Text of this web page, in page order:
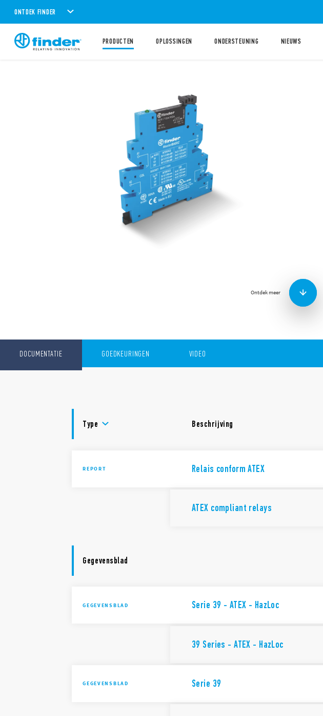
ONTDEK FINDER
PRODUCTEN OPLOSSINGEN ONDERSTEUNING NIEUWS
Ontdek meer
DOCUMENTATIE GOEDKEURINGEN VIDEO
Type Beschrijving
REPORT Relais conform ATEX
ATEX compliant relays
Gegevensblad
GEGEVENSBLAD Serie 39 - ATEX - HazLoc
39 Series - ATEX - HazLoc
GEGEVENSBLAD Serie 39